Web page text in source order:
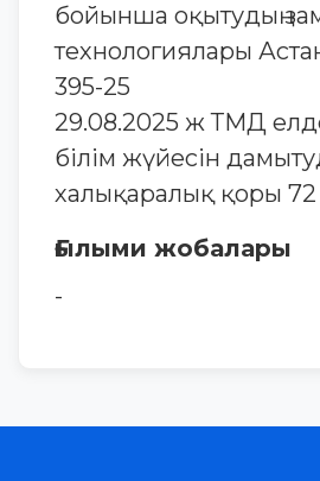
бойынша оқытудың
технологиялары
395-25
29.08.2025 ж ТМД
білім жүйесін
халықаралық қоры 72
Ғылыми жобалары
-